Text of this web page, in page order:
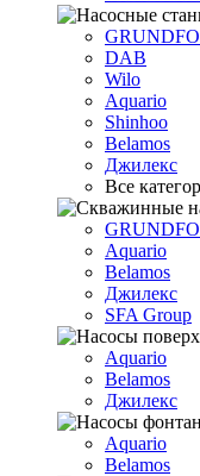
DAB
Wilo
Aquario
Shinhoo
Belamos
Джилекс
Все
Aquario
Belamos
Джилекс
SFA Group
Aquario
Belamos
Джилекс
Aquario
Belamos